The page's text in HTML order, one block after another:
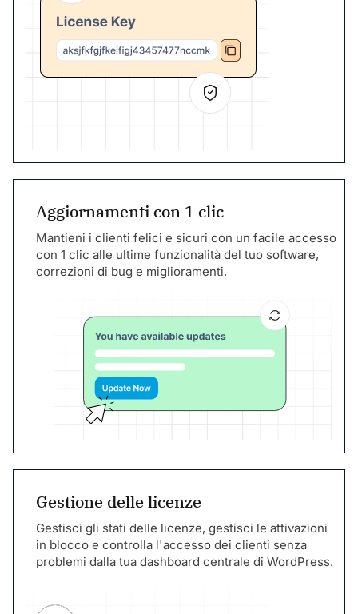
Aggiornamenti con 1 clic
Mantieni i clienti felici e sicuri con un facile accesso
con 1 clic alle ultime funzionalità del tuo software,
correzioni di bug e miglioramenti.
Gestione delle licenze
Gestisci gli stati delle licenze, gestisci le attivazioni
in blocco e controlla l'accesso dei clienti senza
problemi dalla tua dashboard centrale di WordPress.